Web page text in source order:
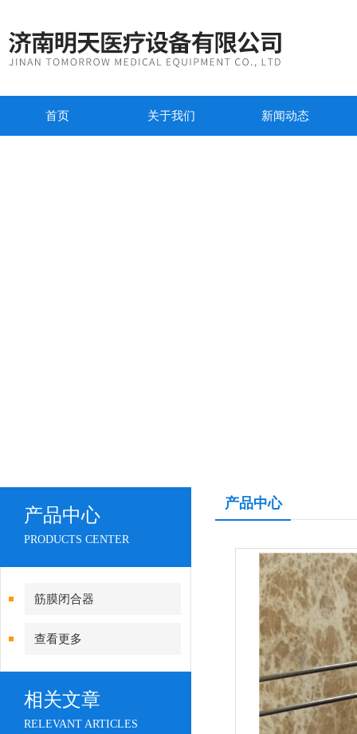
首页 关于我们 新闻动态
产品中心
PRODUCTS CENTER
筋膜闭合器
查看更多
相关文章
RELEVANT ARTICLES
产品中心